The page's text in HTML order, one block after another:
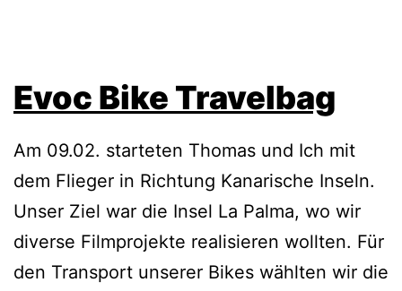
Evoc Bike Travelbag
Am 09.02. starteten Thomas und Ich mit
dem Flieger in Richtung Kanarische Inseln.
Unser Ziel war die Insel La Palma, wo wir
diverse Filmprojekte realisieren wollten. Für
den Transport unserer Bikes wählten wir die